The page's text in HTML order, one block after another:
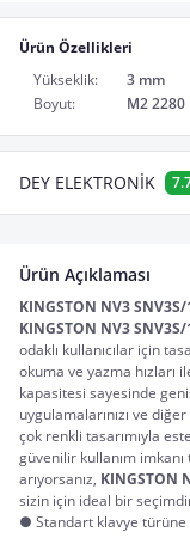
Ürün Özellikleri
Yükseklik:
3 mm
Boyut:
M2 2280
DEY ELEKTRONİK
Ürün Açıklaması
KINGSTON NV3
KINGSTON NV3
odaklı kullanıcılar için
okuma ve yazma hızları
kapasitesi sayesinde
uygulamalarınızı ve
çok renkli tasarımıyla
güvenilir kullanım
arıyorsanız, KINGSTON
sizin için ideal bir
● Standart klavye türüne